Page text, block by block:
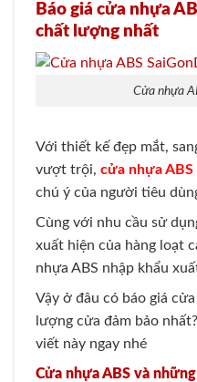
Báo giá cửa nhựa
chất lượng nhất
Cửa nhựa
Với thiết kế đẹp mắt,
vượt trội, cửa nhựa ABS
chú ý của người tiêu
Cùng với nhu cầu sử
xuất hiện của hàng loạt
nhựa ABS nhập khẩu
Vậy ở đâu có báo giá
lượng cửa đảm bảo
viết này ngay nhé
Cửa nhựa ABS và